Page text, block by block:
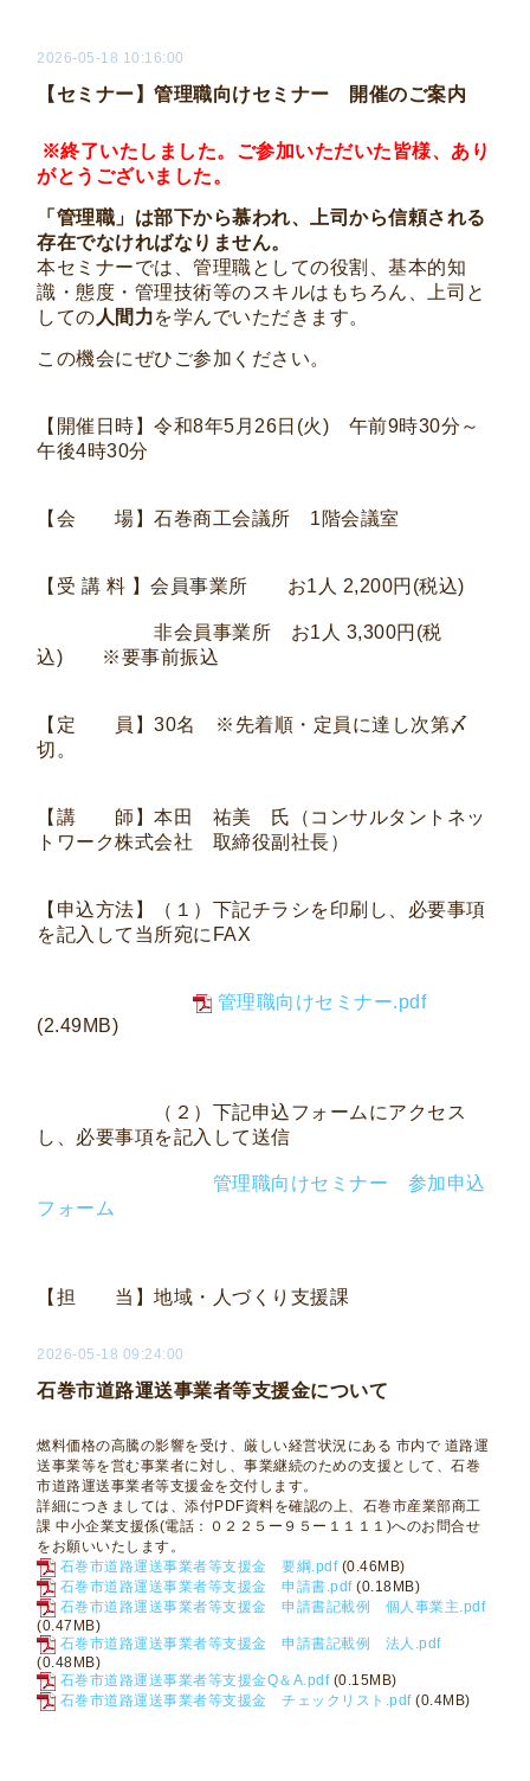
2026-05-18 10:16:00
【セミナー】管理職向けセミナー 開催のご案内
※終了いたしました。ご参加いただいた皆様、あり
がとうございました。
「管理職」は部下から慕われ、上司から信頼される
存在でなければなりません。
本セミナーでは、管理職としての役割、基本的知
識・態度・管理技術等のスキルはもちろん、上司と
しての 人間力を学んでいただきます。
この機会にぜひご参加ください。
【開催日時】令和8年5月26日(火) 午前9時30分～
午後4時30分
【会 場】石巻商工会議所 1階会議室
【受 講 料 】会員事業所 お1人 2,200円(税込)
非会員事業所 お1人 3,300円(税
込) ※要事前振込
【定 員】30名 ※先着順・定員に達し次第〆
切。
【講 師】本田 祐美 氏（コンサルタントネッ
トワーク株式会社 取締役副社長）
【申込方法】（１）下記チラシを印刷し、必要事項
を記入して当所宛にFAX
管理職向けセミナー.pdf
(2.49MB)
（２）下記申込フォームにアクセス
し、必要事項を記入して送信
管理職向けセミナー 参加申込
フォーム
【担 当】地域・人づくり支援課
2026-05-18 09:24:00
石巻市道路運送事業者等支援金について
燃料価格の高騰の影響を受け、厳しい経営状況にある 市内で 道路運
送事業等を営む事業者に対し、事業継続のための支援として、石巻
市道路運送事業者等支援金を交付します。
詳細につきましては、添付PDF資料を確認の上、石巻市産業部商工
課 中小企業支援係(電話：０２２５ー９５ー１１１１)へのお問合せ
をお願いいたします。
石巻市道路運送事業者等支援金 要綱.pdf (0.46MB)
石巻市道路運送事業者等支援金 申請書.pdf (0.18MB)
石巻市道路運送事業者等支援金 申請書記載例 個人事業主.pdf
(0.47MB)
石巻市道路運送事業者等支援金 申請書記載例 法人.pdf
(0.48MB)
石巻市道路運送事業者等支援金Q＆A.pdf (0.15MB)
石巻市道路運送事業者等支援金 チェックリスト.pdf (0.4MB)